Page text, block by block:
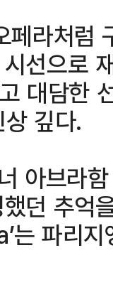
라처럼
선으로
대담한
깊다.
아브라
던 추억
는 파리